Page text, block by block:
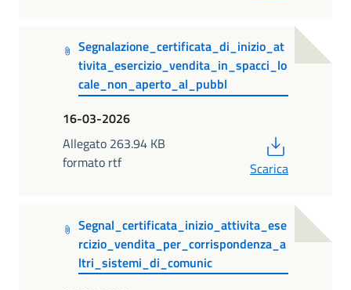
Segnalazione_certificata_di_inizio_at
tivita_esercizio_vendita_in_spacci_lo
cale_non_aperto_al_pubbl
16-03-2026
Allegato 263.94 KB
formato rtf
Scarica
Segnal_certificata_inizio_attivita_ese
rcizio_vendita_per_corrispondenza_a
ltri_sistemi_di_comunic